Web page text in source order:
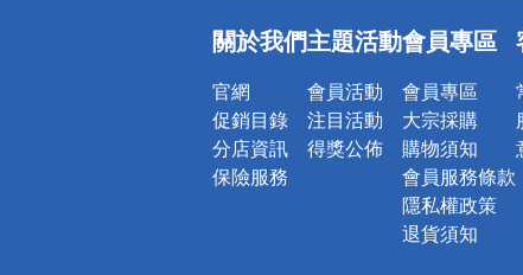
詐騙網頁
關於我們
官網
促銷目錄
分店資訊
保險服務
主題活動
會員活動
注目活動
得獎公佈
會員專區
會員專區
大宗採購
購物須知
會員服務條款
隱私權政策
退貨須知